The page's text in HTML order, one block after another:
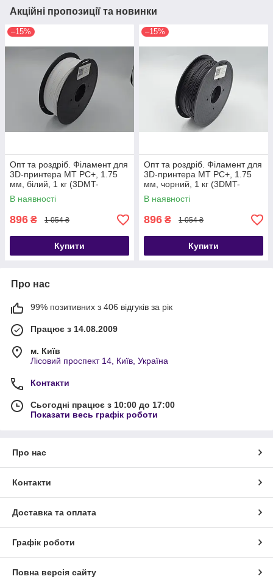
Акційні пропозиції та новинки
–15%
Опт та роздріб. Філамент для
3D-принтера MT PC+, 1.75
мм, білий, 1 кг (3DMT-
PC+1.75-01-GR)
В наявності
896 ₴ 1 054 ₴
Купити
–15%
Опт та роздріб. Філамент для
3D-принтера MT PC+, 1.75
мм, чорний, 1 кг (3DMT-
PC+1.75-01-B)
В наявності
896 ₴ 1 054 ₴
Купити
Про нас
99% позитивних з 406 відгуків за рік
Працює з 14.08.2009
м. Київ
Лісовий проспект 14, Київ, Україна
Контакти
Сьогодні працює з 10:00 до 17:00
Показати весь графік роботи
Про нас
Контакти
Доставка та оплата
Графік роботи
Повна версія сайту